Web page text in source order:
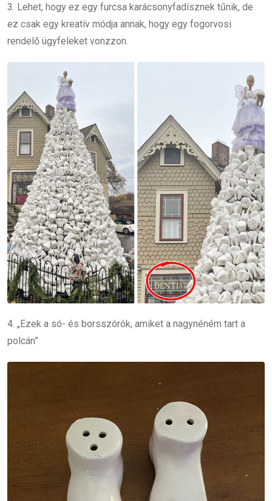
3. Lehet, hogy ez egy furcsa karácsonyfadísznek tűnik, de
ez csak egy kreatív módja annak, hogy egy fogorvosi
rendelő ügyfeleket vonzzon.
4. „Ezek a só- és borsszórók, amiket a nagynéném tart a
polcán”